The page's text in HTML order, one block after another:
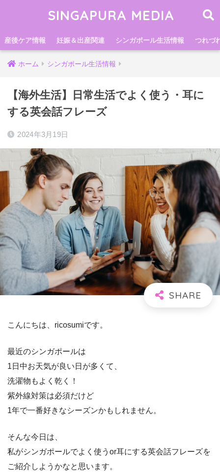
SINGAPURA MEDIA
産後ケア情報 妊娠＆出産関連 シンガポール生活情報 つれづ
ホーム シンガポール生活情報
【海外生活】日常生活でよく使う・耳に
する英会話フレーズ
2024年3月19日
こんにちは、ricosumiです。
最近のシンガポールは
1日中お天気が良い日が多くて、
洗濯物もよく乾く！
紫外線対策は必須だけど
1年で一番好きなシーズンかもしれません。
そんな今日は、
私がシンガポールでよく使うor耳にする英会話フレーズを
ご紹介しようかなと思います。